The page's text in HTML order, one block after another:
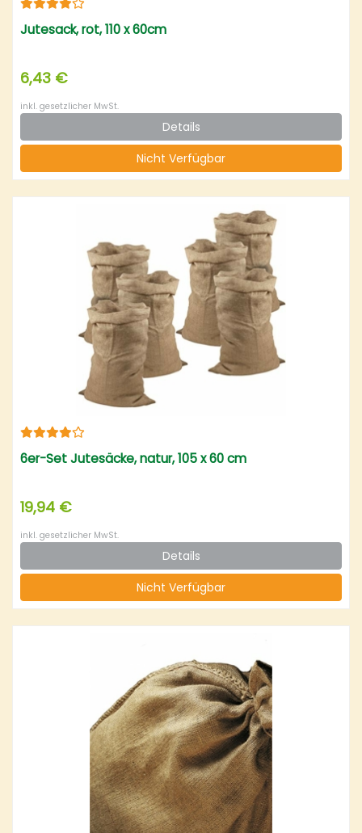
Jutesack, rot, 110 x 60cm
6,43 €
inkl. gesetzlicher MwSt.
Details
Nicht Verfügbar
6er-Set Jutesäcke, natur, 105 x 60 cm
19,94 €
inkl. gesetzlicher MwSt.
Details
Nicht Verfügbar